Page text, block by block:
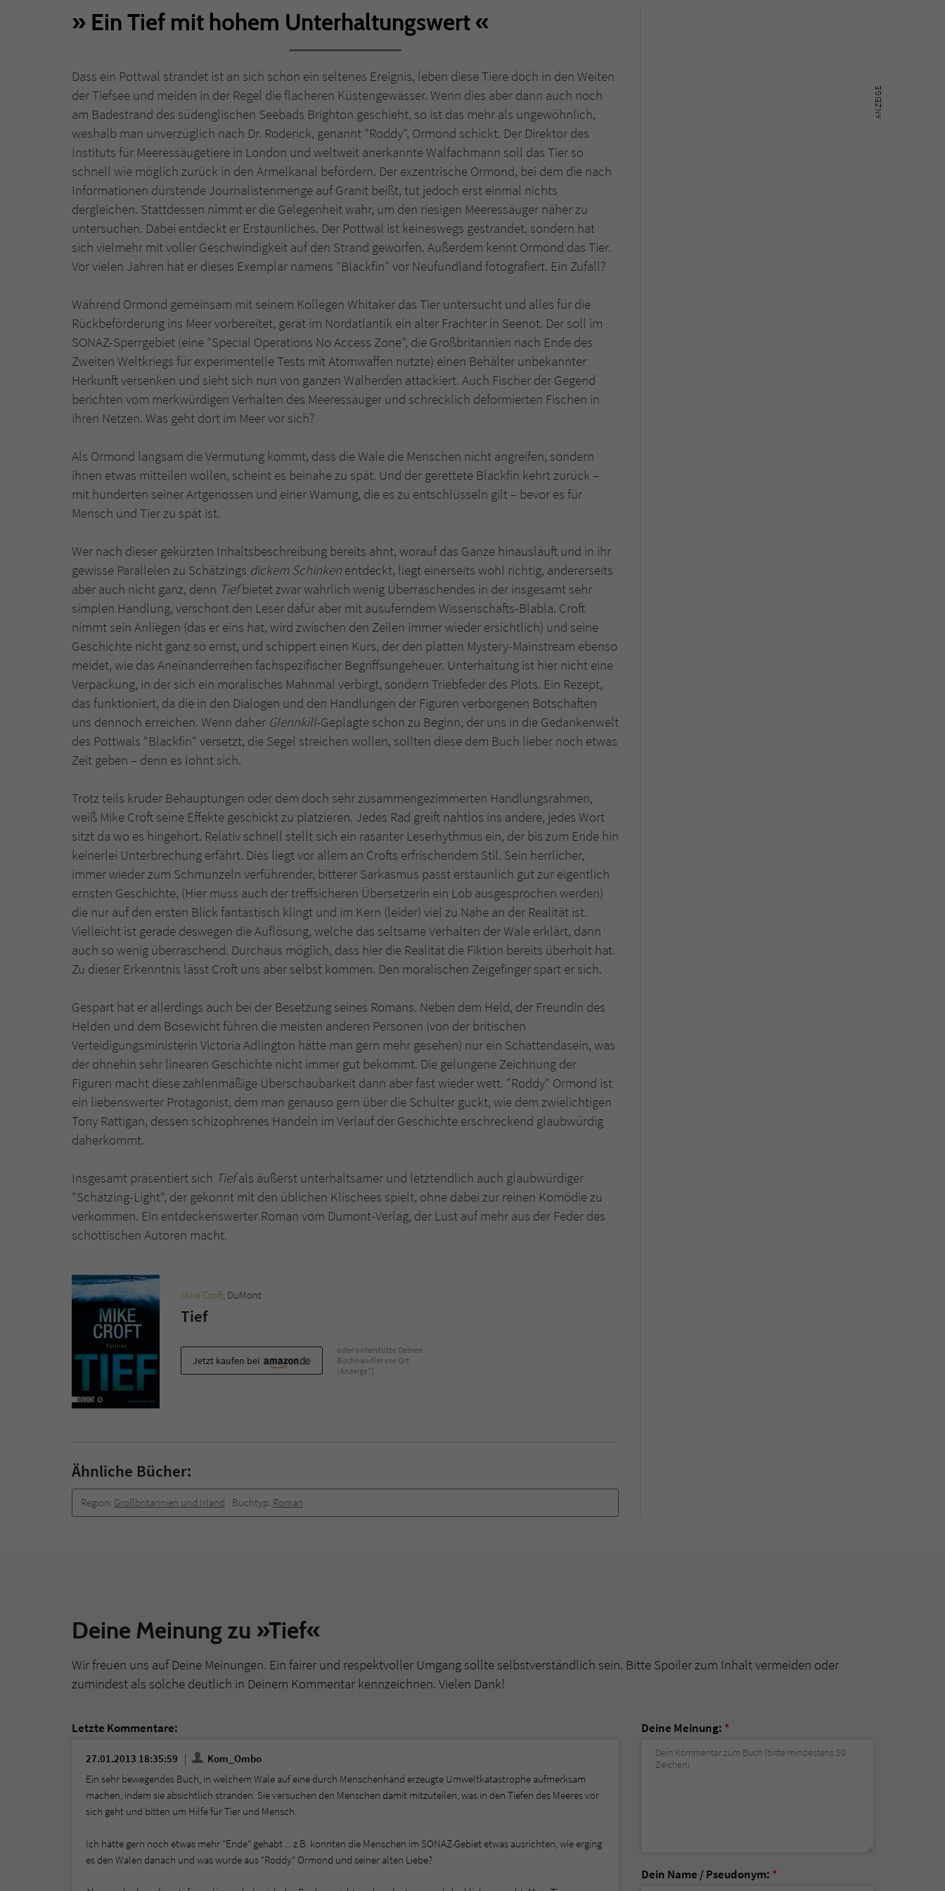
Ein Tief mit hohem Unterhaltungswert
Dass ein Pottwal strandet ist an sich schon ein seltenes Ereignis, leben diese Tiere doch in den Weiten
der Tiefsee und meiden in der Regel die flacheren Küstengewässer. Wenn dies aber dann auch noch
am Badestrand des südenglischen Seebads Brighton geschieht, so ist das mehr als ungewöhnlich,
weshalb man unverzüglich nach Dr. Roderick, genannt "Roddy", Ormond schickt. Der Direktor des
Instituts für Meeressäugetiere in London und weltweit anerkannte Walfachmann soll das Tier so
schnell wie möglich zurück in den Ärmelkanal befördern. Der exzentrische Ormond, bei dem die nach
Informationen dürstende Journalistenmenge auf Granit beißt, tut jedoch erst einmal nichts
dergleichen. Stattdessen nimmt er die Gelegenheit wahr, um den riesigen Meeressäuger näher zu
untersuchen. Dabei entdeckt er Erstaunliches. Der Pottwal ist keineswegs gestrandet, sondern hat
sich vielmehr mit voller Geschwindigkeit auf den Strand geworfen. Außerdem kennt Ormond das Tier.
Vor vielen Jahren hat er dieses Exemplar namens "Blackfin" vor Neufundland fotografiert. Ein Zufall?
Während Ormond gemeinsam mit seinem Kollegen Whitaker das Tier untersucht und alles für die
Rückbeförderung ins Meer vorbereitet, gerät im Nordatlantik ein alter Frachter in Seenot. Der soll im
SONAZ-Sperrgebiet (eine "Special Operations No Access Zone", die Großbritannien nach Ende des
Zweiten Weltkriegs für experimentelle Tests mit Atomwaffen nutzte) einen Behälter unbekannter
Herkunft versenken und sieht sich nun von ganzen Walherden attackiert. Auch Fischer der Gegend
berichten vom merkwürdigen Verhalten des Meeressäuger und schrecklich deformierten Fischen in
ihren Netzen. Was geht dort im Meer vor sich?
Als Ormond langsam die Vermutung kommt, dass die Wale die Menschen nicht angreifen, sondern
ihnen etwas mitteilen wollen, scheint es beinahe zu spät. Und der gerettete Blackfin kehrt zurück –
mit hunderten seiner Artgenossen und einer Warnung, die es zu entschlüsseln gilt – bevor es für
Mensch und Tier zu spät ist.
Wer nach dieser gekürzten Inhaltsbeschreibung bereits ahnt, worauf das Ganze hinausläuft und in ihr
gewisse Parallelen zu Schätzings dickem Schinken entdeckt, liegt einerseits wohl richtig, andererseits
aber auch nicht ganz, denn Tiefbietet zwar wahrlich wenig Überraschendes in der insgesamt sehr
simplen Handlung, verschont den Leser dafür aber mit ausuferndem Wissenschafts-Blabla. Croft
nimmt sein Anliegen (das er eins hat, wird zwischen den Zeilen immer wieder ersichtlich) und seine
Geschichte nicht ganz so ernst, und schippert einen Kurs, der den platten Mystery-Mainstream ebenso
meidet, wie das Aneinanderreihen fachspezifischer Begriffsungeheuer. Unterhaltung ist hier nicht eine
Verpackung, in der sich ein moralisches Mahnmal verbirgt, sondern Triebfeder des Plots. Ein Rezept,
das funktioniert, da die in den Dialogen und den Handlungen der Figuren verborgenen Botschaften
uns dennoch erreichen. Wenn daher Glennkill-Geplagte schon zu Beginn, der uns in die Gedankenwelt
des Pottwals "Blackfin" versetzt, die Segel streichen wollen, sollten diese dem Buch lieber noch etwas
Zeit geben – denn es lohnt sich.
Trotz teils kruder Behauptungen oder dem doch sehr zusammengezimmerten Handlungsrahmen,
weiß Mike Croft seine Effekte geschickt zu platzieren. Jedes Rad greift nahtlos ins andere, jedes Wort
sitzt da wo es hingehört. Relativ schnell stellt sich ein rasanter Leserhythmus ein, der bis zum Ende hin
keinerlei Unterbrechung erfährt. Dies liegt vor allem an Crofts erfrischendem Stil. Sein herrlicher,
immer wieder zum Schmunzeln verführender, bitterer Sarkasmus passt erstaunlich gut zur eigentlich
ernsten Geschichte, (Hier muss auch der treffsicheren Übersetzerin ein Lob ausgesprochen werden)
die nur auf den ersten Blick fantastisch klingt und im Kern (leider) viel zu Nahe an der Realität ist.
Vielleicht ist gerade deswegen die Auflösung, welche das seltsame Verhalten der Wale erklärt, dann
auch so wenig überraschend. Durchaus möglich, dass hier die Realität die Fiktion bereits überholt hat.
Zu dieser Erkenntnis lässt Croft uns aber selbst kommen. Den moralischen Zeigefinger spart er sich.
Gespart hat er allerdings auch bei der Besetzung seines Romans. Neben dem Held, der Freundin des
Helden und dem Bösewicht führen die meisten anderen Personen (von der britischen
Verteidigungsministerin Victoria Adlington hätte man gern mehr gesehen) nur ein Schattendasein, was
der ohnehin sehr linearen Geschichte nicht immer gut bekommt. Die gelungene Zeichnung der
Figuren macht diese zahlenmäßige Überschaubarkeit dann aber fast wieder wett. "Roddy" Ormond ist
ein liebenswerter Protagonist, dem man genauso gern über die Schulter guckt, wie dem zwielichtigen
Tony Rattigan, dessen schizophrenes Handeln im Verlauf der Geschichte erschreckend glaubwürdig
daherkommt.
Insgesamt präsentiert sich Tiefals äußerst unterhaltsamer und letztendlich auch glaubwürdiger
"Schätzing-Light", der gekonnt mit den üblichen Klischees spielt, ohne dabei zur reinen Komödie zu
verkommen. Ein entdeckenswerter Roman vom Dumont-Verlag, der Lust auf mehr aus der Feder des
schottischen Autoren macht.
Mike Croft, DuMont
Tief
Jetzt kaufen bei
oder unterstütze Deinen
Buchhändler vor Ort
(Anzeige*)
Ähnliche Bücher:
Region: Großbritannien und Irland Buchtyp: Roman
Deine Meinung zu »Tief«
Wir freuen uns auf Deine Meinungen. Ein fairer und respektvoller Umgang sollte selbstverständlich sein. Bitte Spoiler zum Inhalt vermeiden oder
zumindest als solche deutlich in Deinem Kommentar kennzeichnen. Vielen Dank!
Letzte Kommentare:
27.01.2013 18:35:59
Kom_Ombo
Ein sehr bewegendes Buch, in welchem Wale auf eine durch Menschenhand erzeugte Umweltkatastrophe aufmerksam
machen, indem sie absichtlich stranden. Sie versuchen den Menschen damit mitzuteilen, was in den Tiefen des Meeres vor
sich geht und bitten um Hilfe für Tier und Mensch.
Ich hätte gern noch etwas mehr "Ende" gehabt ... z.B. konnten die Menschen im SONAZ-Gebiet etwas ausrichten, wie erging
es den Walen danach und was wurde aus "Roddy" Ormond und seiner alten Liebe?
Deine Meinung: *
Dein Name / Pseudonym: *
Name tx_pwcomments_ahash
Laufzeit 1 Jahr
Zweck Cookie für Kommentare einzelner Buchtitel
Name fe_typo_user
Anbieter Literatur-Couch Medien GmbH & Co. KG
Laufzeit Session
Dieses Cookie gewährleistet die Kommunikation der
den Sicherheitscode des Kontaktformulars zu
überprüfen.